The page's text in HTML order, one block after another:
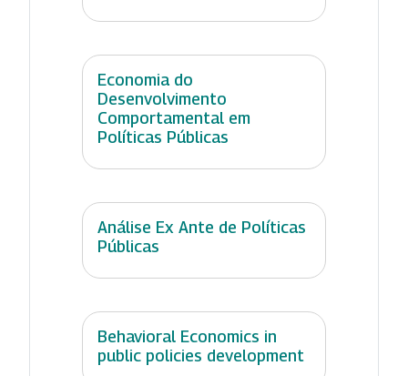
Economia do
Desenvolvimento
Comportamental em
Políticas Públicas
Análise Ex Ante de Políticas
Públicas
Behavioral Economics in
public policies development